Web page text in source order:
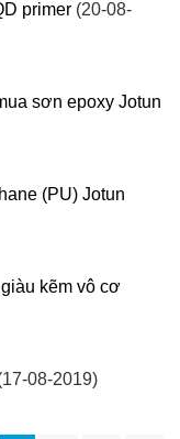
primer (20-08-
sơn epoxy Jotun
(PU) Jotun
kẽm vô cơ
08-2019)